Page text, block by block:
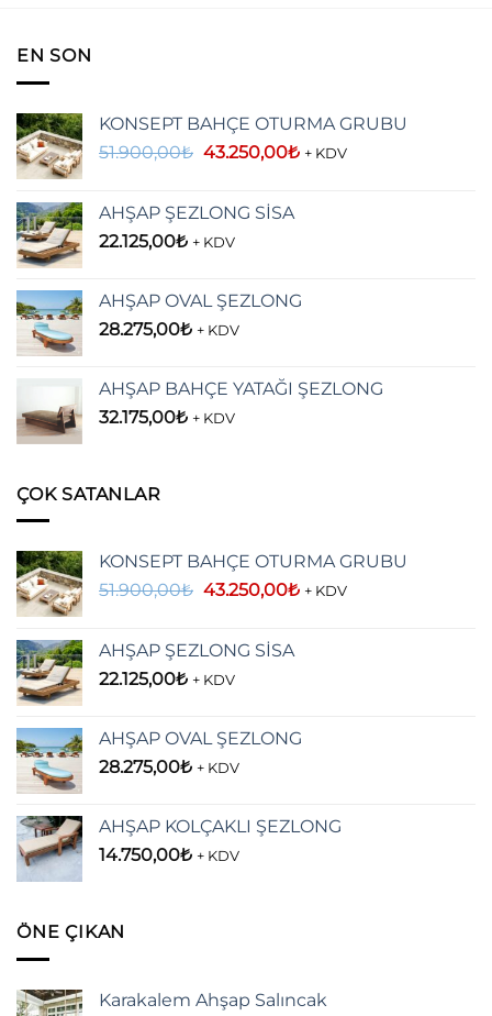
EN SON
KONSEPT BAHÇE OTURMA GRUBU
51.900,00₺ Orijinal
43.250,00₺Şu
+ KDV
AHŞAP ŞEZLONG SİSA
22.125,00₺ + KDV
AHŞAP OVAL ŞEZLONG
28.275,00₺ + KDV
AHŞAP BAHÇE YATAĞI ŞEZLONG
32.175,00₺ + KDV
ÇOK SATANLAR
KONSEPT BAHÇE OTURMA GRUBU
51.900,00₺ Orijinal
43.250,00₺Şu
+ KDV
AHŞAP ŞEZLONG SİSA
22.125,00₺ + KDV
AHŞAP OVAL ŞEZLONG
28.275,00₺ + KDV
AHŞAP KOLÇAKLI ŞEZLONG
14.750,00₺ + KDV
ÖNE ÇIKAN
Karakalem Ahşap Salıncak